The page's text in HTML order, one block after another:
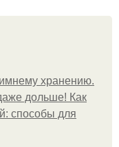
хранению.
дольше! Как
способы для